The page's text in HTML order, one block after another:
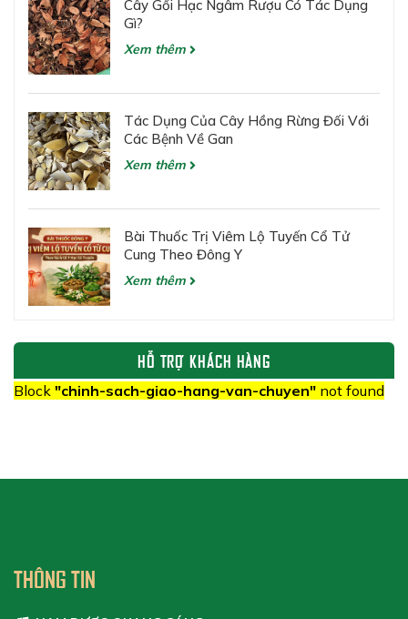
Cây Gối Hạc Ngâm Rượu Có Tác Dụng
Gì?
Xem thêm
Tác Dụng Của Cây Hồng Rừng Đối Với
Các Bệnh Về Gan
Xem thêm
Bài Thuốc Trị Viêm Lộ Tuyến Cổ Tử
Cung Theo Đông Y
Xem thêm
HỖ TRỢ KHÁCH HÀNG
Block "chinh-sach-giao-hang-van-chuyen" not found
THÔNG TIN